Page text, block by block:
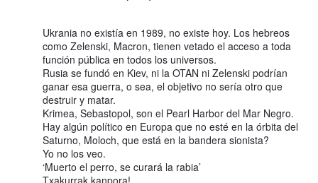
Ukrania no existía en 1989, no existe hoy. Los hebreos
como Zelenski, Macron, tienen vetado el acceso a toda
función pública en todos los universos.
Rusia se fundó en Kiev, ni la OTAN ni Zelenski podrían
ganar esa guerra, o sea, el objetivo no sería otro que
destruir y matar.
Krimea, Sebastopol, son el Pearl Harbor del Mar Negro.
Hay algún político en Europa que no esté en la órbita del
Saturno, Moloch, que está en la bandera sionista?
Yo no los veo.
‘Muerto el perro, se curará la rabia’
Txakurrak kanpora!